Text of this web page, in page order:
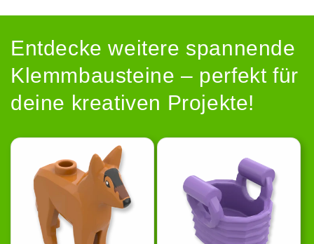
Entdecke weitere spannende
Klemmbausteine – perfekt für
deine kreativen Projekte!